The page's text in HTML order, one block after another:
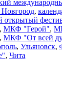
,
, МКФ "Герой",
, МКФ "От всей
, Ульяновск,
, Чита